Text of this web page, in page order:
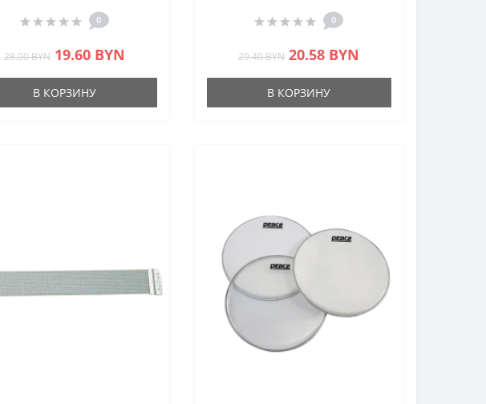
0
28.00 BYN 19.60 BYN
В КОРЗИНУ
0
29.40 BYN 20.58 BYN
В КОРЗИНУ